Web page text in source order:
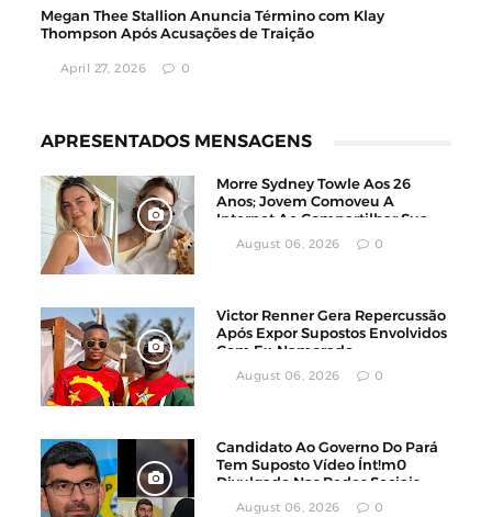
Megan Thee Stallion Anuncia Término com Klay
Thompson Após Acusações de Traição
April 27, 2026 0
APRESENTADOS MENSAGENS
Morre Sydney Towle Aos 26
Anos; Jovem Comoveu A
Internet Ao Compartilhar Sua
Luta Contra O Câncer
August 06, 2026 0
Victor Renner Gera Repercussão
Após Expor Supostos Envolvidos
Com Ex-Namorado
August 06, 2026 0
Candidato Ao Governo Do Pará
Tem Suposto Vídeo Ínt!m0
Divulgado Nas Redes Sociais
August 06, 2026 0